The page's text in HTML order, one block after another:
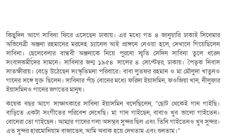
কিছুদিন আগে সাবিনা ফিরে এসেছেন ঢাকায়। এর মধ্যে গত ৪ জানুয়ারি ঢাকাই সিনেমার
অভিনেত্রী অঞ্জনা রহমানের মরদেহ চ্যানেল আই প্রাঙ্গনে নেওয়া হলে, সেখানে গিয়েছিলেন
সাবিনা। ছেলেবেলার বান্ধবী অঞ্জনাকে নিয়ে পুরনো স্মৃতি সেদিন সাবিনা তুলে ধরেন
সংবাদকর্মীদের সামনে। সাবিনার জন্ম ১৯৫৪ সালের ৪ সেপ্টেম্বর, ঢাকায়। পৈতৃক নিবাস
সাতক্ষীরায়। বেড়ে উঠেছেন সংস্কৃতিমনা পরিবারে। বাবা লুতফর রহমান ও মা মৌলুদা খাতুনও
গানের সঙ্গে যুক্ত ছিলেন। সাবিনার পাঁচ বোনের মধ্যে ফরিদা ইয়াসমিন, ফওজিয়া খান, নীলুফার
ইয়াসমিনও গানের জগতের মানুষ।
কয়েক বছর আগে সাক্ষাৎকারে সাবিনা ইয়াসমিন বলেছিলেন, “ছোট থেকেই গান গাইছি।
বাড়িতে একটা সংগীতের পরিবেশ দেখেছি। মা গান গাইছেন, বাবাও খুব ভালো গাইতেন।
বোনেরা তো গাইছেন। আম্মার গানের গলা অসম্ভব সুন্দর ছিল এবং তিনি গাইতেনও খুব সুন্দর।
এত সুন্দর হারমোনিয়াম বাজাতেন, আমি অবাক হয়ে দেখতাম এবং শুনতাম।”